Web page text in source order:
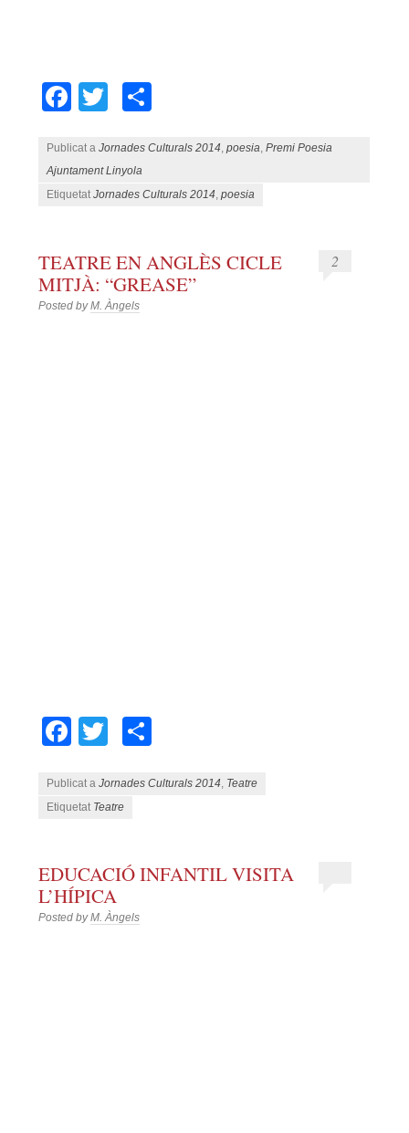
Facebook
Twitter
Publicat aJornades Culturals 2014,poesia,Premi Poesia
Ajuntament Linyola
EtiquetatJornades Culturals 2014,poesia
TEATRE EN ANGLÈS CICLE
MITJÀ: “GREASE”
Posted byM. Àngels
2
Facebook
Twitter
Publicat aJornades Culturals 2014 Teatre
Etiquetat Teatre
EDUCACIÓ INFANTIL VISITA
L’HÍPICA
Posted byM. Àngels